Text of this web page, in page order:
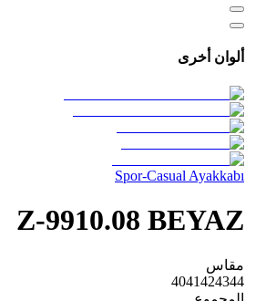
ألوان أخرى
Spor-Casual Ayakkabı
Z-9910.08 BEYAZ
مقاس
4041424344